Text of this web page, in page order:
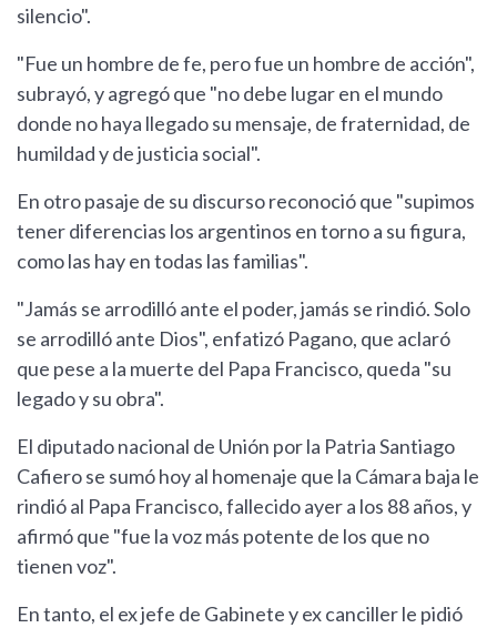
silencio".
"Fue un hombre de fe, pero fue un hombre de acción",
subrayó, y agregó que "no debe lugar en el mundo
donde no haya llegado su mensaje, de fraternidad, de
humildad y de justicia social".
En otro pasaje de su discurso reconoció que "supimos
tener diferencias los argentinos en torno a su figura,
como las hay en todas las familias".
"Jamás se arrodilló ante el poder, jamás se rindió. Solo
se arrodilló ante Dios", enfatizó Pagano, que aclaró
que pese a la muerte del Papa Francisco, queda "su
legado y su obra".
El diputado nacional de Unión por la Patria Santiago
Cafiero se sumó hoy al homenaje que la Cámara baja le
rindió al Papa Francisco, fallecido ayer a los 88 años, y
afirmó que "fue la voz más potente de los que no
tienen voz".
En tanto, el ex jefe de Gabinete y ex canciller le pidió